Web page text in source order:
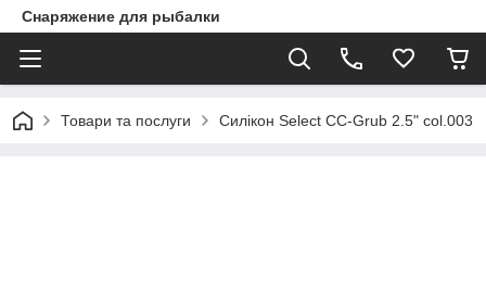
Снаряжение для рыбалки
Товари та послуги Силікон Select CC-Grub 2.5" col.003